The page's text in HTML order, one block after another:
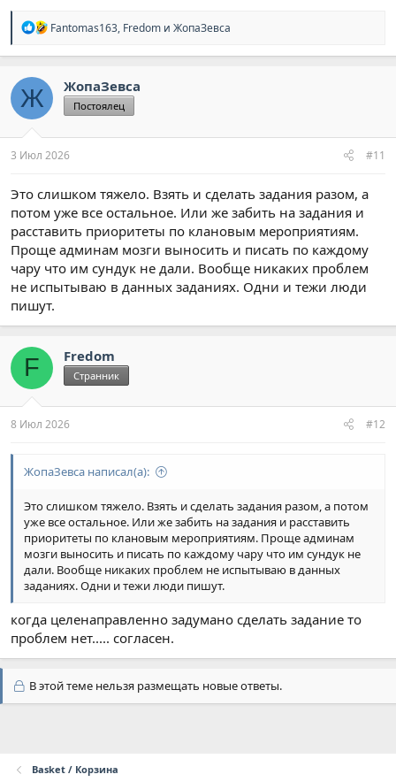
Р
а
и
и
Fantomas163, Fredom и ЖопаЗевса
Ж ЖопаЗевса
Постоялец
3 Июл 2026 #11
Это слишком тяжело. Взять и сделать задания разом, а
потом уже все остальное. Или же забить на задания и
расставить приоритеты по клановым мероприятиям.
Проще админам мозги выносить и писать по каждому
чару что им сундук не дали. Вообще никаких проблем
не испытываю в данных заданиях. Одни и тежи люди
пишут.
F Fredom
Странник
8 Июл 2026 #12
ЖопаЗевса написал(а):
Это слишком тяжело. Взять и сделать задания разом, а потом
уже все остальное. Или же забить на задания и расставить
приоритеты по клановым мероприятиям. Проще админам
мозги выносить и писать по каждому чару что им сундук не
дали. Вообще никаких проблем не испытываю в данных
заданиях. Одни и тежи люди пишут.
когда целенаправленно задумано сделать задание то
проблем нет..... согласен.
В этой теме нельзя размещать новые ответы.
Basket / Корзина